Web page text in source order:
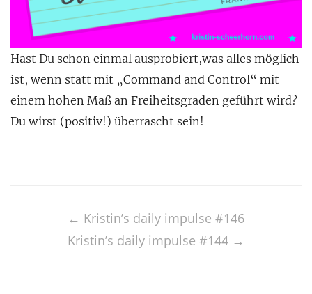
Hast Du schon einmal ausprobiert,was alles möglich
ist, wenn statt mit „Command and Control“ mit
einem hohen Maß an Freiheitsgraden geführt wird?
Du wirst (positiv!) überrascht sein!
navigation
← Kristin’s daily impulse #146
Kristin’s daily impulse #144 →